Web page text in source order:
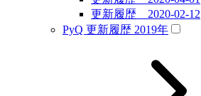
更新履歴 2020-02-12
PyQ 更新履歴 2019年